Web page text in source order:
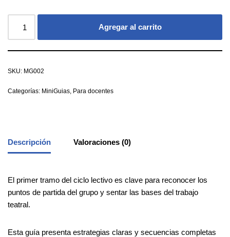
Agregar al carrito
SKU: MG002
Categorías: MiniGuias, Para docentes
Descripción Valoraciones (0)
El primer tramo del ciclo lectivo es clave para reconocer los
puntos de partida del grupo y sentar las bases del trabajo
teatral.
Esta guía presenta estrategias claras y secuencias completas